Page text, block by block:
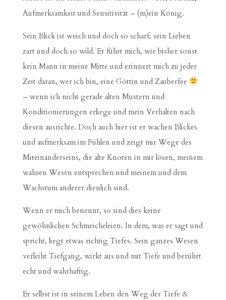
Aufmerksamkeit und Sensitivität – (m)ein König.
Sein Blick ist weich und doch so scharf, sein Lieben
zart und doch so wild. Er führt mich, wie bisher sonst
kein Mann in meine Mitte und erinnert mich zu jeder
Zeit daran, wer ich bin, eine Göttin und Zauberfee
– wenn ich nicht gerade alten Mustern und
Konditionierungen erliege und mein Verhalten nach
diesen ausrichte. Doch auch hier ist er wachen Blickes
und aufmerksam im Fühlen und zeigt mir Wege des
Miteinanderseins, die alte Knoten in mir lösen, meinem
wahren Wesen entsprechen und meinem und dem
Wachstum anderer dienlich sind.
Wenn er mich benennt, so sind dies keine
gewöhnlichen Schmeicheleien. In dem, was er sagt und
spricht, liegt etwas richtig Tiefes. Sein ganzes Wesen
verleiht Tiefgang, wirkt aus und mit Tiefe und berührt
echt und wahrhaftig.
Er selbst ist in seinem Leben den Weg der Tiefe &